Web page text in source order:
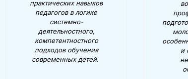
практических навыков
педагогов в логике
системно-
деятельностного,
компетентностного
подходов обучения
современных детей.
и